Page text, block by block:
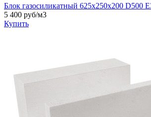
Блок газосиликатный 625х250х200 D500
5 400 руб/м3
Купить